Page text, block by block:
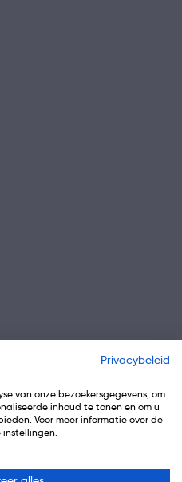
Privacybeleid
van onze bezoekersgegevens, om
inhoud te tonen en om u
Voor meer informatie over de
instellingen.